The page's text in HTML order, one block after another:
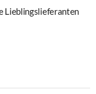
Lieblingslieferanten